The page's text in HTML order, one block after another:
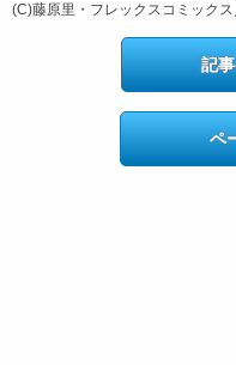
(C)藤原里・フレックスコミック
記
ペ